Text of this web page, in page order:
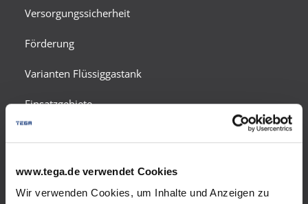
www.tega.de verwendet Cookies
Wir verwenden Cookies, um Inhalte und Anzeigen zu
Versorgungssicherheit
Förderung
Varianten Flüssiggastank
Einsatzgebiete
Energiespartipps
Sicherheit und Umweltschutz